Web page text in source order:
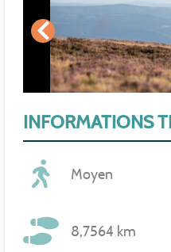
INFORMATIONS
Moyen
8,7564 km